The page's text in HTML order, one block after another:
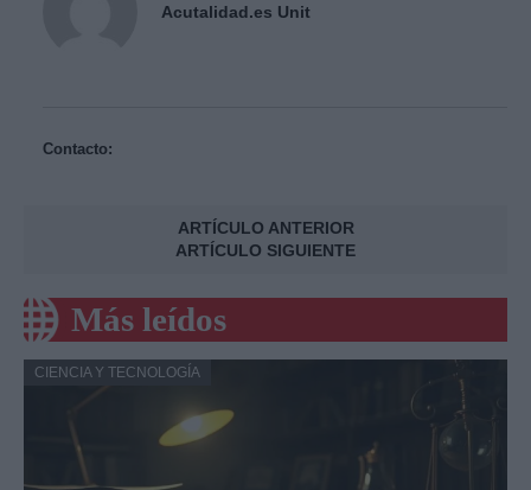
Acutalidad.es Unit
Contacto:
ARTÍCULO ANTERIOR
ARTÍCULO SIGUIENTE
Más leídos
CIENCIA Y TECNOLOGÍA